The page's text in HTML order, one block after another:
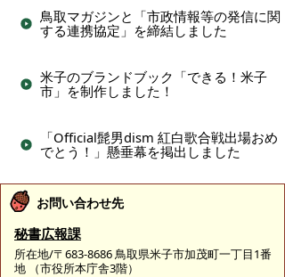
鳥取マガジンと「市政情報等の発信に関
する連携協定」を締結しました
米子のブランドブック「できる！米子
市」を制作しました！
「Official髭男dism 紅白歌合戦出場おめ
でとう！」懸垂幕を掲出しました
お問い合わせ先
秘書広報課
所在地/〒683-8686 鳥取県米子市加茂町一丁目1番
地 （市役所本庁舎3階）